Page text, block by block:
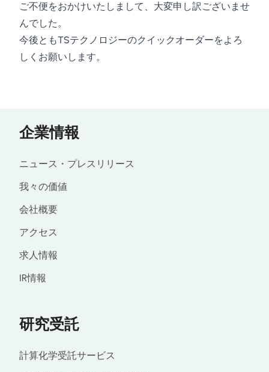
ご不便をおかけいたしまして、大変申し訳ございませ
んでした。
今後ともTSテクノロジーのクイックオーダーをよろ
しくお願いします。
企業情報
ニュース・プレスリリース
我々の価値
会社概要
アクセス
求人情報
IR情報
研究受託
計算化学受託サービス